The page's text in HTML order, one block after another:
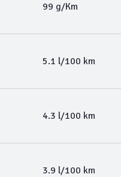
99 g/Km
5.1 l/100 km
4.3 l/100 km
3.9 l/100 km